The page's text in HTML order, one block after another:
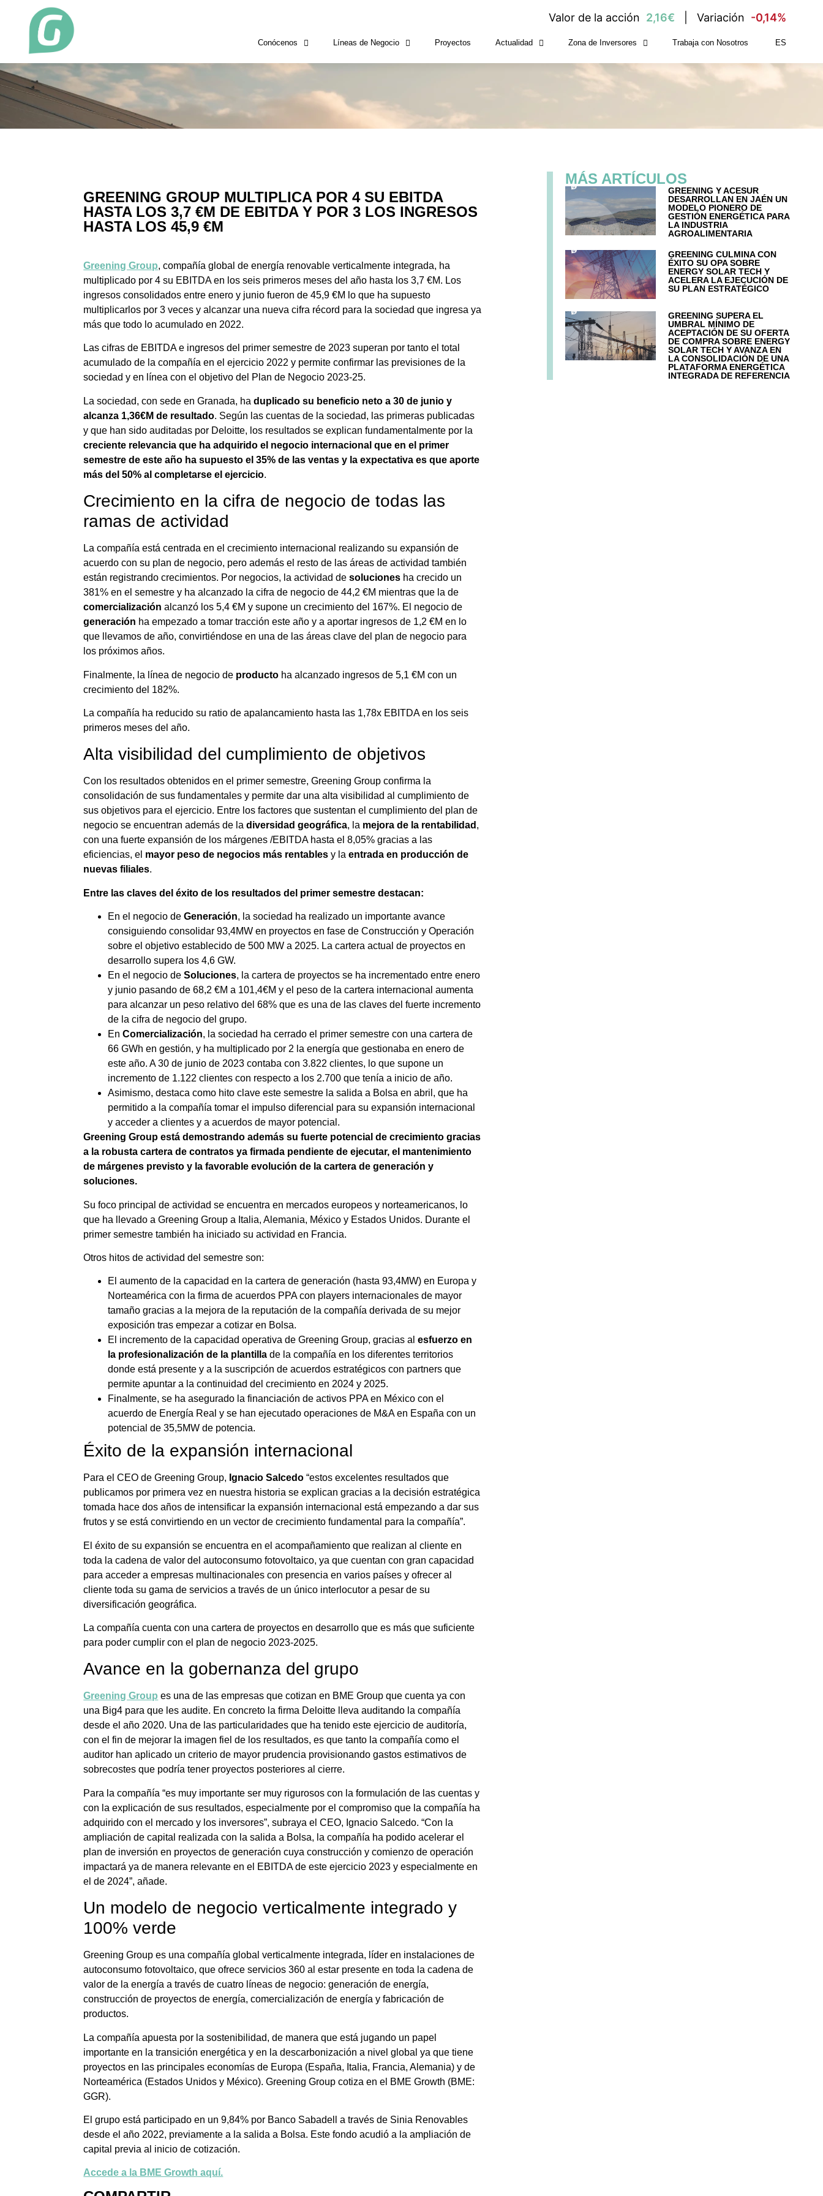
Valor de la acción 2,16€ Variación -0,14%
Conócenos Líneas de Negocio Proyectos Actualidad Zona de Inversores Trabaja con Nosotros ES
GREENING GROUP MULTIPLICA POR 4 SU EBITDA
HASTA LOS 3,7 €M DE EBITDA Y POR 3 LOS INGRESOS
HASTA LOS 45,9 €M
Greening Group, compañía global de energía renovable verticalmente integrada, ha
multiplicado por 4 su EBITDA en los seis primeros meses del año hasta los 3,7 €M. Los
ingresos consolidados entre enero y junio fueron de 45,9 €M lo que ha supuesto
multiplicarlos por 3 veces y alcanzar una nueva cifra récord para la sociedad que ingresa ya
más que todo lo acumulado en 2022.
Las cifras de EBITDA e ingresos del primer semestre de 2023 superan por tanto el total
acumulado de la compañía en el ejercicio 2022 y permite confirmar las previsiones de la
sociedad y en línea con el objetivo del Plan de Negocio 2023-25.
La sociedad, con sede en Granada, haduplicado su beneficio neto a 30 de junio y
alcanza 1,36€M de resultado. Según las cuentas de la sociedad, las primeras publicadas
y que han sido auditadas por Deloitte, los resultados se explican fundamentalmente por la
creciente relevancia que ha adquirido el negocio internacional que en el primer
semestre de este año ha supuesto el 35% de las ventas y la expectativa es que aporte
más del 50% al completarse el ejercicio.
Crecimiento en la cifra de negocio de todas las
ramas de actividad
La compañía está centrada en el crecimiento internacional realizando su expansión de
acuerdo con su plan de negocio, pero además el resto de las áreas de actividad también
están registrando crecimientos. Por negocios, la actividad desoluciones ha crecido un
381% en el semestre y ha alcanzado la cifra de negocio de 44,2 €M mientras que la de
comercialización alcanzó los 5,4 €M y supone un crecimiento del 167%. El negocio de
generación ha empezado a tomar tracción este año y a aportar ingresos de 1,2 €M en lo
que llevamos de año, convirtiéndose en una de las áreas clave del plan de negocio para
los próximos años.
Finalmente, la línea de negocio de producto ha alcanzado ingresos de 5,1 €M con un
crecimiento del 182%.
La compañía ha reducido su ratio de apalancamiento hasta las 1,78x EBITDA en los seis
primeros meses del año.
Alta visibilidad del cumplimiento de objetivos
Con los resultados obtenidos en el primer semestre, Greening Group confirma la
consolidación de sus fundamentales y permite dar una alta visibilidad al cumplimiento de
sus objetivos para el ejercicio. Entre los factores que sustentan el cumplimiento del plan de
negocio se encuentran además de ladiversidad geográfica, la mejora de la rentabilidad ,
con una fuerte expansión de los márgenes /EBITDA hasta el 8,05% gracias a las
eficiencias, el mayor peso de negocios más rentables y laentrada en producción de
nuevas filiales.
Entre las claves del éxito de los resultados del primer semestre destacan:
En el negocio deGeneración, la sociedad ha realizado un importante avance
consiguiendo consolidar 93,4MW en proyectos en fase de Construcción y Operación
sobre el objetivo establecido de 500 MW a 2025. La cartera actual de proyectos en
desarrollo supera los 4,6 GW.
En el negocio deSoluciones, la cartera de proyectos se ha incrementado entre enero
y junio pasando de 68,2 €M a 101,4€M y el peso de la cartera internacional aumenta
para alcanzar un peso relativo del 68% que es una de las claves del fuerte incremento
de la cifra de negocio del grupo.
EnComercialización, la sociedad ha cerrado el primer semestre con una cartera de
66 GWh en gestión, y ha multiplicado por 2 la energía que gestionaba en enero de
este año. A 30 de junio de 2023 contaba con 3.822 clientes, lo que supone un
incremento de 1.122 clientes con respecto a los 2.700 que tenía a inicio de año.
Asimismo, destaca como hito clave este semestre la salida a Bolsa en abril, que ha
permitido a la compañía tomar el impulso diferencial para su expansión internacional
y acceder a clientes y a acuerdos de mayor potencial.
Greening Group está demostrando además su fuerte potencial de crecimiento gracias
a la robusta cartera de contratos ya firmada pendiente de ejecutar, el mantenimiento
de márgenes previsto y la favorable evolución de la cartera de generación y
soluciones.
Su foco principal de actividad se encuentra en mercados europeos y norteamericanos, lo
que ha llevado a Greening Group a Italia, Alemania, México y Estados Unidos. Durante el
primer semestre también ha iniciado su actividad en Francia.
Otros hitos de actividad del semestre son:
El aumento de la capacidad en la cartera de generación (hasta 93,4MW) en Europa y
Norteamérica con la firma de acuerdos PPA con players internacionales de mayor
tamaño gracias a la mejora de la reputación de la compañía derivada de su mejor
exposición tras empezar a cotizar en Bolsa.
El incremento de la capacidad operativa de Greening Group, gracias alesfuerzo en
la profesionalización de la plantilla de la compañía en los diferentes territorios
donde está presente y a la suscripción de acuerdos estratégicos con partners que
permite apuntar a la continuidad del crecimiento en 2024 y 2025.
Finalmente, se ha asegurado la financiación de activos PPA en México con el
acuerdo de Energía Real y se han ejecutado operaciones de M&A en España con un
potencial de 35,5MW de potencia.
Éxito de la expansión internacional
Para el CEO de Greening Group, Ignacio Salcedo “estos excelentes resultados que
publicamos por primera vez en nuestra historia se explican gracias a la decisión estratégica
tomada hace dos años de intensificar la expansión internacional está empezando a dar sus
frutos y se está convirtiendo en un vector de crecimiento fundamental para la compañía”.
El éxito de su expansión se encuentra en el acompañamiento que realizan al cliente en
toda la cadena de valor del autoconsumo fotovoltaico, ya que cuentan con gran capacidad
para acceder a empresas multinacionales con presencia en varios países y ofrecer al
cliente toda su gama de servicios a través de un único interlocutor a pesar de su
diversificación geográfica.
La compañía cuenta con una cartera de proyectos en desarrollo que es más que suficiente
para poder cumplir con el plan de negocio 2023-2025.
Avance en la gobernanza del grupo
Greening Group es una de las empresas que cotizan en BME Group que cuenta ya con
una Big4 para que les audite. En concreto la firma Deloitte lleva auditando la compañía
desde el año 2020. Una de las particularidades que ha tenido este ejercicio de auditoría,
con el fin de mejorar la imagen fiel de los resultados, es que tanto la compañía como el
auditor han aplicado un criterio de mayor prudencia provisionando gastos estimativos de
sobrecostes que podría tener proyectos posteriores al cierre.
Para la compañía “es muy importante ser muy rigurosos con la formulación de las cuentas y
con la explicación de sus resultados, especialmente por el compromiso que la compañía ha
adquirido con el mercado y los inversores”, subraya el CEO, Ignacio Salcedo. “Con la
ampliación de capital realizada con la salida a Bolsa, la compañía ha podido acelerar el
plan de inversión en proyectos de generación cuya construcción y comienzo de operación
impactará ya de manera relevante en el EBITDA de este ejercicio 2023 y especialmente en
el de 2024”, añade.
Un modelo de negocio verticalmente integrado y
100% verde
Greening Group es una compañía global verticalmente integrada, líder en instalaciones de
autoconsumo fotovoltaico, que ofrece servicios 360 al estar presente en toda la cadena de
valor de la energía a través de cuatro líneas de negocio: generación de energía,
construcción de proyectos de energía, comercialización de energía y fabricación de
productos.
La compañía apuesta por la sostenibilidad, de manera que está jugando un papel
importante en la transición energética y en la descarbonización a nivel global ya que tiene
proyectos en las principales economías de Europa (España, Italia, Francia, Alemania) y de
Norteamérica (Estados Unidos y México). Greening Group cotiza en el BME Growth (BME:
GGR).
El grupo está participado en un 9,84% por Banco Sabadell a través de Sinia Renovables
desde el año 2022, previamente a la salida a Bolsa. Este fondo acudió a la ampliación de
capital previa al inicio de cotización.
Accede a la BME Growth aquí.
MÁS ARTÍCULOS
GREENING Y ACESUR
DESARROLLAN EN JAÉN UN
MODELO PIONERO DE
GESTIÓN ENERGÉTICA PARA
LA INDUSTRIA
AGROALIMENTARIA
GREENING CULMINA CON
ÉXITO SU OPA SOBRE
ENERGY SOLAR TECH Y
ACELERA LA EJECUCIÓN DE
SU PLAN ESTRATÉGICO
GREENING SUPERA EL
UMBRAL MÍNIMO DE
ACEPTACIÓN DE SU OFERTA
DE COMPRA SOBRE ENERGY
SOLAR TECH Y AVANZA EN
LA CONSOLIDACIÓN DE UNA
PLATAFORMA ENERGÉTICA
INTEGRADA DE REFERENCIA